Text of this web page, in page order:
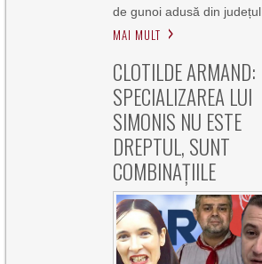
de gunoi adusă din județul
MAI MULT
CLOTILDE ARMAND:
SPECIALIZAREA LUI
SIMONIS NU ESTE
DREPTUL, SUNT
COMBINAȚIILE